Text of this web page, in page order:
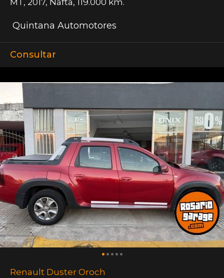
Quintana Automotores
Consultar
Renault Duster Oroch